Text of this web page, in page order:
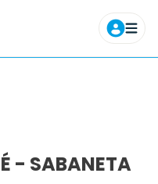
Agendar tour
- SABANETA